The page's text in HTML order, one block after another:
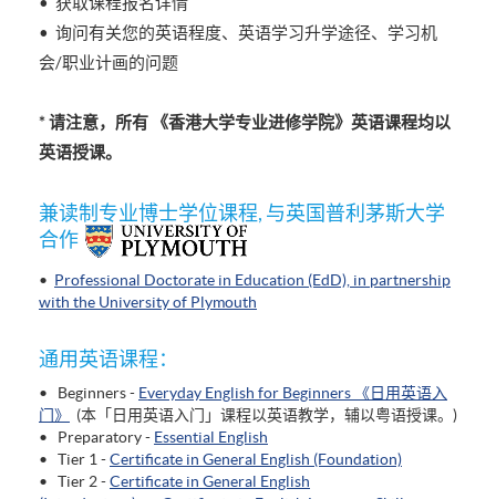
• 询问有关您的英语程度、英语学习升学途径、学习机
会/职业计画的问题
* 请注意，所有 《香港大学专业进修学院》英语课程均以
英语授课。
兼读制专业博士学位课程, 与英国普利茅斯大学
合作
• Professional Doctorate in Education (EdD), in partnership
with the University of Plymouth
通用英语课程：
• Beginners - Everyday English for Beginners 《日用英语入
门》
(本「日用英语入门」课程以英语教学，辅以粤语授课。)
• Preparatory - Essential English
• Tier 1 -Certificate in General English (Foundation)
• Tier 2 -Certificate in General English